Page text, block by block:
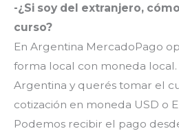
-¿Si soy del extranjero,
curso?
En Argentina MercadoPago
forma local con moneda local.
Argentina y querés tomar el
cotización en moneda USD o
Podemos recibir el pago